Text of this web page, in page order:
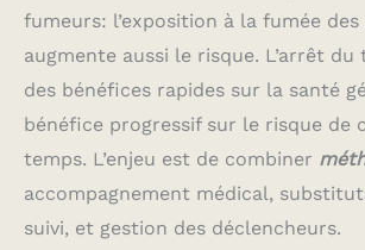
fumeurs: l’exposition à la fumée
augmente aussi le risque. L’arrêt
des bénéfices rapides sur la santé
bénéfice progressif sur le risque de
temps. L’enjeu est de combiner
accompagnement médical,
suivi, et gestion des déclencheurs.